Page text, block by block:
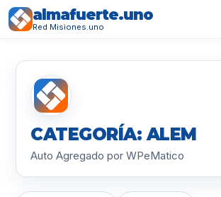
almafuerte.uno
Red Misiones.uno
CATEGORÍA: ALEM
Auto Agregado por WPeMatico